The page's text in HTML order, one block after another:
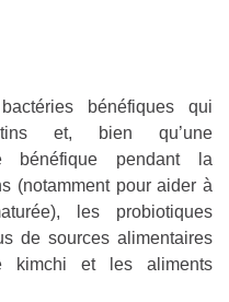
bénéfiques qui
et, bien qu’une
bénéfique pendant la
(notamment pour aider à
les probiotiques
de sources alimentaires
kimchi et les aliments